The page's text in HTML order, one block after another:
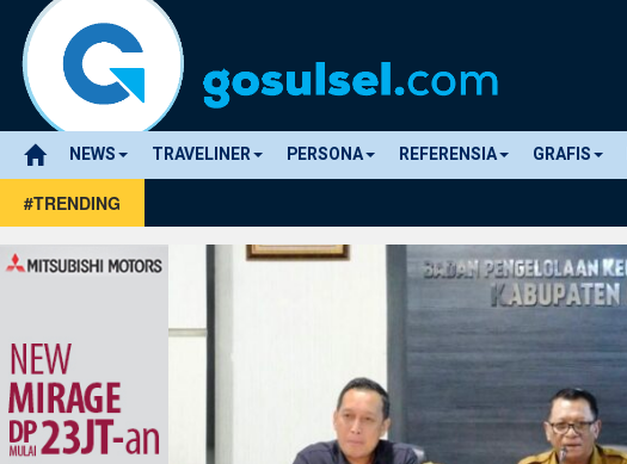
NEWS TRAVELINER PERSONA REFERENSIA GRAFIS
#TRENDING